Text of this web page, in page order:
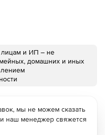
лицам и ИП – не
домашних и иных
мы не можем сказать
и наш менеджер свяжется